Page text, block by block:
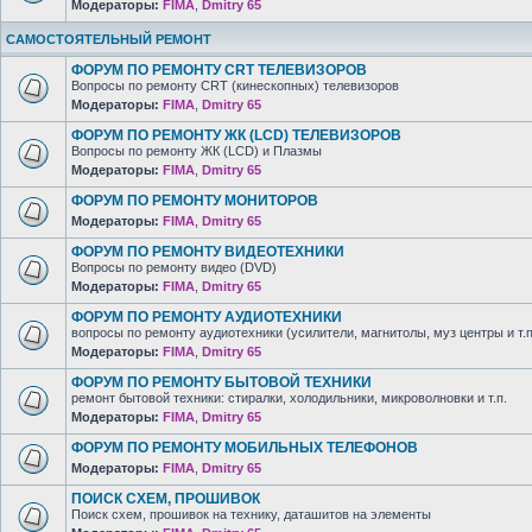
Модераторы: FIMA Dmitry 65
САМОСТОЯТЕЛЬНЫЙ РЕМОНТ
ФОРУМ ПО РЕМОНТУ CRT ТЕЛЕВИЗОРОВ
Вопросы по ремонту CRT (кинескопных) телевизоров
Модераторы: FIMA Dmitry 65
ФОРУМ ПО РЕМОНТУ ЖК (LCD) ТЕЛЕВИЗОРОВ
Вопросы по ремонту ЖК (LCD) и Плазмы
Модераторы: FIMA Dmitry 65
ФОРУМ ПО РЕМОНТУ МОНИТОРОВ
Модераторы: FIMA Dmitry 65
ФОРУМ ПО РЕМОНТУ ВИДЕОТЕХНИКИ
Вопросы по ремонту видео (DVD)
Модераторы: FIMA Dmitry 65
ФОРУМ ПО РЕМОНТУ АУДИОТЕХНИКИ
вопросы по ремонту аудиотехники (усилители, магнитолы, муз центры и
Модераторы: FIMA Dmitry 65
ФОРУМ ПО РЕМОНТУ БЫТОВОЙ ТЕХНИКИ
ремонт бытовой техники: стиралки, холодильники, микроволновки и т.п.
Модераторы: FIMA Dmitry 65
ФОРУМ ПО РЕМОНТУ МОБИЛЬНЫХ ТЕЛЕФОНОВ
Модераторы: FIMA Dmitry 65
ПОИСК СХЕМ, ПРОШИВОК
Поиск схем, прошивок на технику, даташитов на элементы